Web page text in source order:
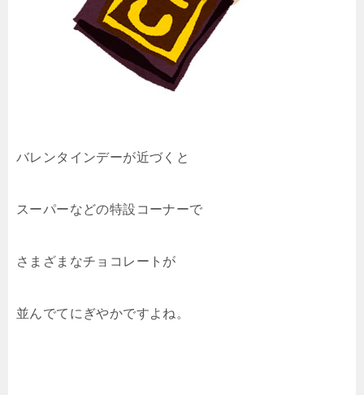
バレンタインデーが近づくと
スーパーなどの特設コーナーで
さまざまなチョコレートが
並んでてにぎやかですよね。